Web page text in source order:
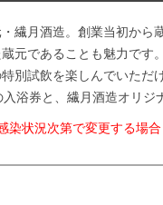
繊月酒造。創業当初か
元であることも魅力で
別試飲を楽しんでいた
浴券と、繊月酒造オリ
状況次第で変更する場